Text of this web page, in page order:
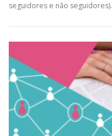
seguidores e não seguidores).